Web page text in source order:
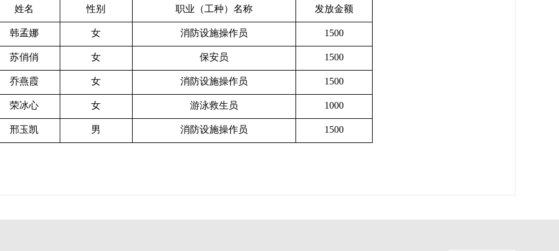
姓名 性别 职业（工种）名称 发放金额
韩孟娜 女 消防设施操作员 1500
苏俏俏 女 保安员 1500
乔燕霞 女 消防设施操作员 1500
荣冰心 女 游泳救生员 1000
邢玉凯 男 消防设施操作员 1500